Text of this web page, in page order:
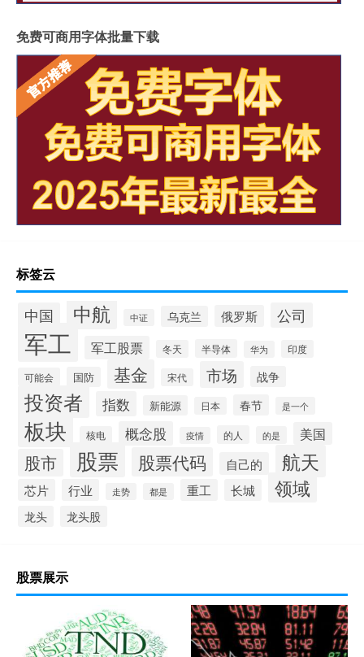
免费可商用字体批量下载
标签云
中国 中航 中证 乌克兰 俄罗斯 公司
军工 军工股票 冬天 半导体 华为 印度
可能会 国防 基金 宋代 市场 战争
投资者 指数 新能源 日本 春节 是一个
板块 核电 概念股 疫情 的人 的是 美国
股市 股票 股票代码 自己的 航天
芯片 行业 走势 都是 重工 长城 领域
龙头 龙头股
股票展示